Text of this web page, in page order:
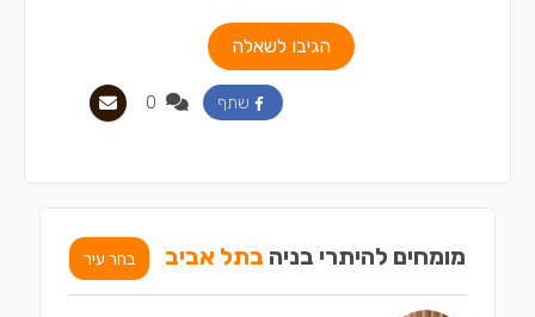
הגיבו לשאלה
שתף
מומחים להיתרי בניה בתל אביב בחר עיר